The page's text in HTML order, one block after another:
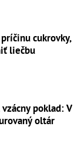
cukrovky,
liečbu
poklad: V
oltár